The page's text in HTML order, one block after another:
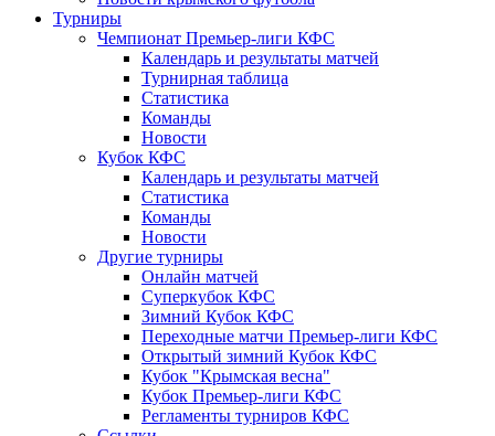
Турниры
Чемпионат Премьер-лиги КФС
Календарь и результаты матчей
Турнирная таблица
Статистика
Команды
Новости
Кубок КФС
Календарь и результаты матчей
Статистика
Команды
Новости
Другие турниры
Онлайн матчей
Суперкубок КФС
Зимний Кубок КФС
Переходные матчи Премьер-лиги КФС
Открытый зимний Кубок КФС
Кубок "Крымская весна"
Кубок Премьер-лиги КФС
Регламенты турниров КФС